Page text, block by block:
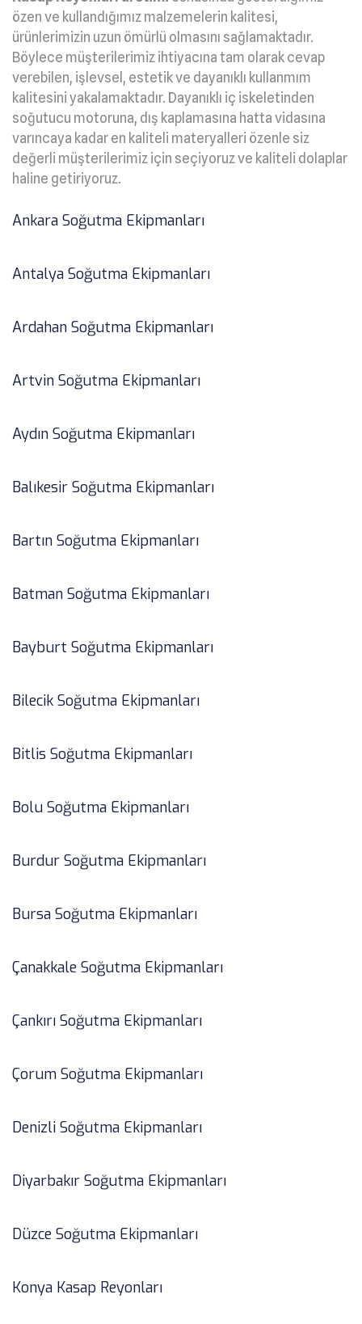
özen ve kullandığımız malzemelerin kalitesi,
ürünlerimizin uzun ömürlü olmasını sağlamaktadır.
Böylece müşterilerimiz ihtiyacına tam olarak cevap
verebilen, işlevsel, estetik ve dayanıklı kullanmım
kalitesini yakalamaktadır. Dayanıklı iç iskeletinden
soğutucu motoruna, dış kaplamasına hatta vidasına
varıncaya kadar en kaliteli materyalleri özenle siz
değerli müşterilerimiz için seçiyoruz ve kaliteli dolaplar
haline getiriyoruz.
Ankara Soğutma Ekipmanları
Antalya Soğutma Ekipmanları
Ardahan Soğutma Ekipmanları
Artvin Soğutma Ekipmanları
Aydın Soğutma Ekipmanları
Balıkesir Soğutma Ekipmanları
Bartın Soğutma Ekipmanları
Batman Soğutma Ekipmanları
Bayburt Soğutma Ekipmanları
Bilecik Soğutma Ekipmanları
Bitlis Soğutma Ekipmanları
Bolu Soğutma Ekipmanları
Burdur Soğutma Ekipmanları
Bursa Soğutma Ekipmanları
Çanakkale Soğutma Ekipmanları
Çankırı Soğutma Ekipmanları
Çorum Soğutma Ekipmanları
Denizli Soğutma Ekipmanları
Diyarbakır Soğutma Ekipmanları
Düzce Soğutma Ekipmanları
Konya Kasap Reyonları